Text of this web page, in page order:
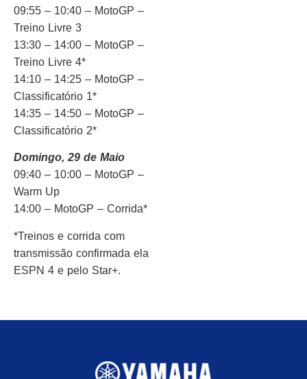
09:55 – 10:40 – MotoGP –
Treino Livre 3
13:30 – 14:00 – MotoGP –
Treino Livre 4*
14:10 – 14:25 – MotoGP –
Classificatório 1*
14:35 – 14:50 – MotoGP –
Classificatório 2*
Domingo, 29 de Maio
09:40 – 10:00 – MotoGP –
Warm Up
14:00 – MotoGP – Corrida*
*Treinos e corrida com
transmissão confirmada ela
ESPN 4 e pelo Star+.